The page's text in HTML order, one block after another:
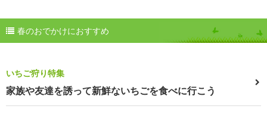
春のおでかけにおすすめ
いちご狩り特集
家族や友達を誘って新鮮ないちごを食べに行こう